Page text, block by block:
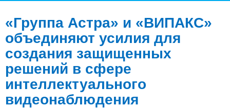
«Группа Астра» и «ВИПАКС»
объединяют усилия для
создания защищенных
решений в сфере
интеллектуального
видеонаблюдения